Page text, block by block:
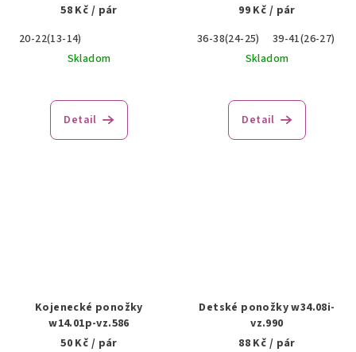
58 Kč / pár
20-22(13-14)
Skladom
Detail
99 Kč / pár
36-38(24-25)
39-41(26-27)
Skladom
Detail
Kojenecké ponožky
w14.01p-vz.586
50 Kč / pár
Detské ponožky w34.08i-
vz.990
88 Kč / pár